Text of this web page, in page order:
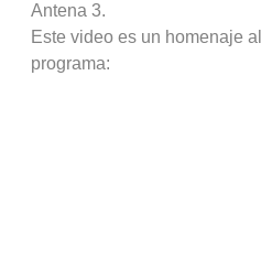
Antena 3.
Este video es un homenaje
programa: